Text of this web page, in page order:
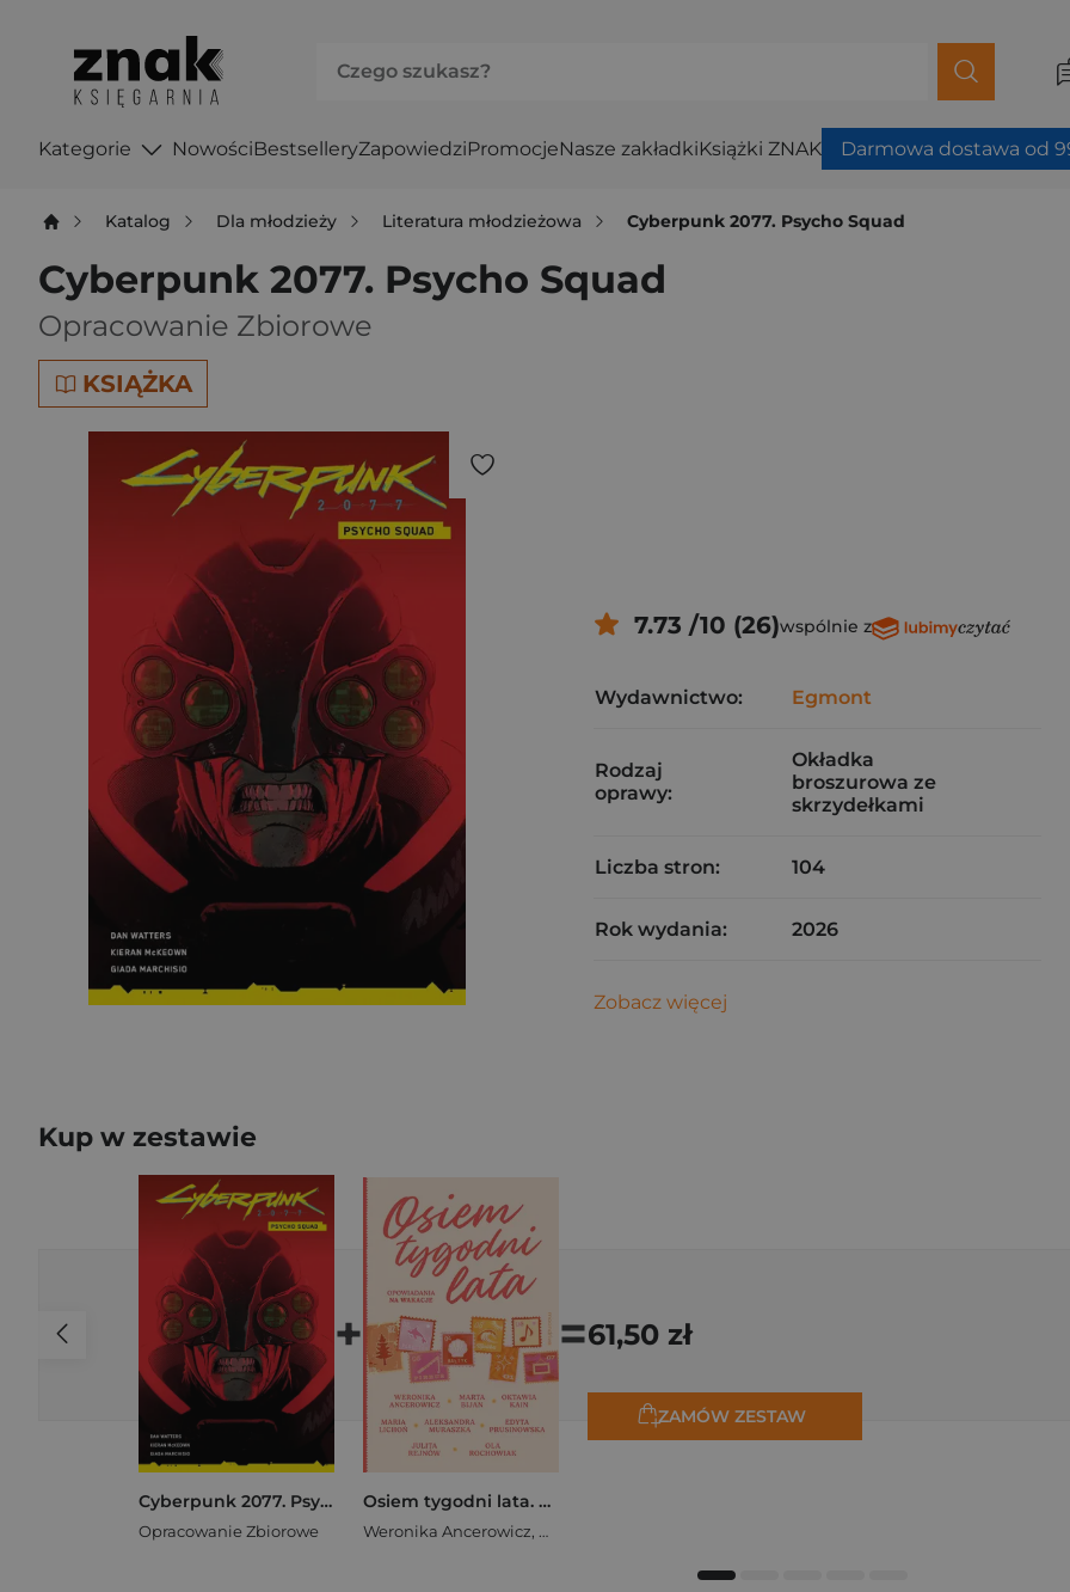
Kategorie NowościBestselleryZapowiedziPromocjeNasze zakładkiKsiążki ZNAK Darmowa dostawa od
Katalog Dla młodzieży Literatura młodzieżowa Cyberpunk 2077. Psycho Squad
Cyberpunk 2077. Psycho Squad
Opracowanie Zbiorowe
KSIĄŻKA
7.73 /10 (26)wspólnie z
Wydawnictwo: Egmont
Rodzaj
oprawy:
Okładka
broszurowa ze
skrzydełkami
Liczba stron: 104
Rok wydania: 2026
Zobacz więcej
Kup w zestawie
Cyberpunk 2077. Psycho Squad
Opracowanie Zbiorowe
+
Osiem tygodni lata. Opowiadania na wakacje
Weronika Ancerowicz, Marta Bijan
=61,50 zł
ZAMÓW ZESTAW